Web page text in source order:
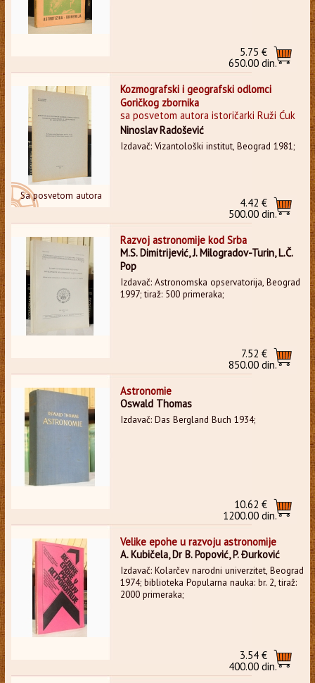
5.75 €
650.00 din.
Kozmografski i geografski odlomci
Goričkog zbornika
sa posvetom autora istoričarki Ruži Ćuk
Ninoslav Radošević
Sa posvetom autora
Izdavač: Vizantološki institut, Beograd 1981;
4.42 €
500.00 din.
Razvoj astronomije kod Srba
M.S. Dimitrijević, J. Milogradov-Turin, L.Č.
Pop
Izdavač: Astronomska opservatorija, Beograd
1997; tiraž: 500 primeraka;
7.52 €
850.00 din.
Astronomie
Oswald Thomas
Izdavač: Das Bergland Buch 1934;
10.62 €
1200.00 din.
Velike epohe u razvoju astronomije
A. Kubičela, Dr B. Popović, P. Đurković
Izdavač: Kolarčev narodni univerzitet, Beograd
1974; biblioteka Popularna nauka: br. 2, tiraž:
2000 primeraka;
3.54 €
400.00 din.